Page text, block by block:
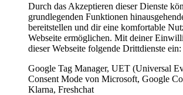
Durch das Akzeptieren dieser Dienste
grundlegenden Funktionen
bereitstellen und dir eine komfortable
Webseite ermöglichen. Mit deiner
dieser Webseite folgende Drittdienste ein:
Google Tag Manager, UET (Universal
Consent Mode von Microsoft, Google
Klarna, Freshchat